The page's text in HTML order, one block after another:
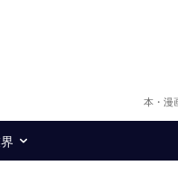
本・漫